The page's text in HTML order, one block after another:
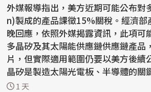
外媒報導指出，美方近期可能公布
n)製成的產品課徵15%關稅。經濟
晚回應，依照外媒揭露資訊，此項可
多晶矽及其太陽能供應鏈供應鏈產品
片，但實際適用範圍仍要以美方後續公
晶矽是製造太陽光電板、半導體的關
美方...
1 天